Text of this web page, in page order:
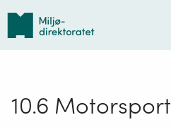
Tilbake
forsiden
10.6 Motorsport